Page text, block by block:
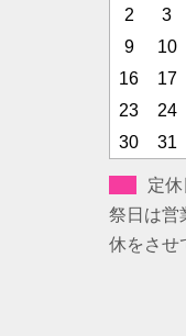
2
3
9
10
16
17
23
24
30
31
定
祭日は営
休をさせ